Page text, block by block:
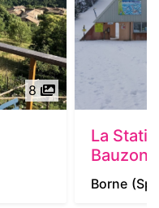
8
La
Bauzon
Borne